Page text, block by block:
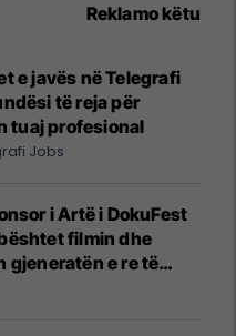
Reklamo këtu
e javës në Telegrafi
të reja për
tuaj profesional
Jobs
i Artë i DokuFest
filmin dhe
gjeneratën e re të